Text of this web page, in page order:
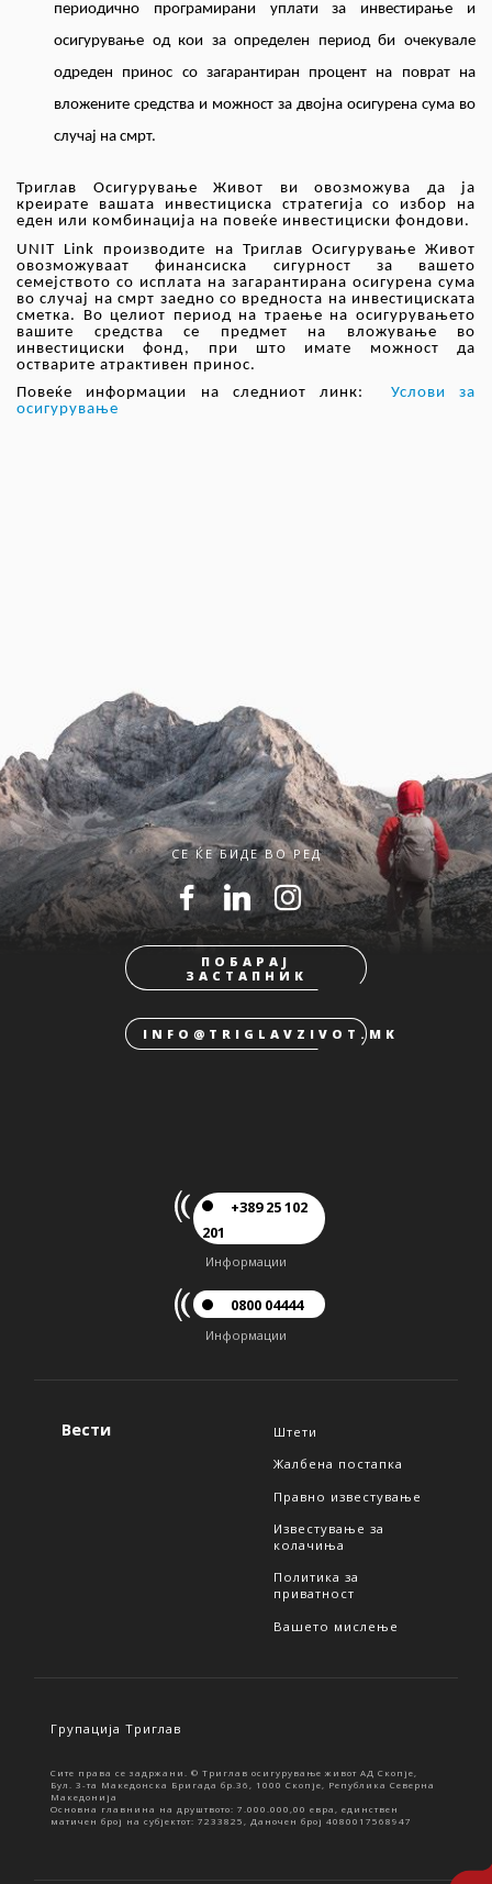
периодично програмирани уплати за инвестирање и
осигурување од кои за определен период би очекувале
одреден принос со загарантиран процент на поврат на
вложените средства и можност за двојна осигурена сума во
случај на смрт.
Триглав Осигурување Живот ви овозможува да ја
креирате вашата инвестициска стратегија со избор на
еден или комбинација на повеќе инвестициски фондови.
UNIT Link производите на Триглав Осигурување Живот
овозможуваат финансиска сигурност за вашето
семејството со исплата на загарантирана осигурена сума
во случај на смрт заедно со вредноста на инвестициската
сметка. Во целиот период на траење на осигурувањето
вашите средства се предмет на вложување во
инвестициски фонд, при што имате можност да
остварите атрактивен принос.
Повеќе информации на следниот линк:
Услови за
осигурување
СЕ ЌЕ БИДЕ ВО РЕД
ПОБАРАЈ
ЗАСТАПНИК
INFO@TRIGLAVZIVOT.MK
+389 25 102
201
Информации
0800 04444
Информации
Вести
Штети
Жалбена постапка
Правно известување
Известување за
колачиња
Политика за
приватност
Вашето мислење
Групација Триглав
Сите права се задржани. © Триглав осигурување живот АД Скопје,
Бул. 3-та Македонска Бригада бр.36, 1000 Скопје, Република Северна
Македонија
Основна главнина на друштвото: 7.000.000,00 евра, единствен
матичен број на субјектот: 7233825, Даночен број 4080017568947